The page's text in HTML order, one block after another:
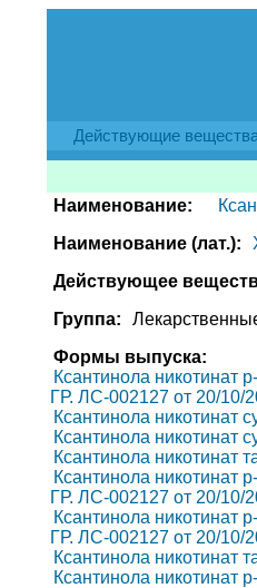
Действующие вещества
Наименование:
Наименование (лат.):
Действующее
Группа:
Формы выпуска:
Ксантинола никотинат
ГР. ЛС-002127 от 20/10/
Ксантинола никотинат
Ксантинола никотинат
Ксантинола никотинат
Ксантинола никотинат
ГР. ЛС-002127 от 20/10/
Ксантинола никотинат
ГР. ЛС-002127 от 20/10/
Ксантинола никотинат
Ксантинола никотинат